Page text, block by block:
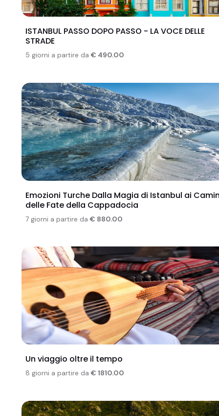
ISTANBUL PASSO DOPO PASSO - LA VOCE DELLE
STRADE
5 giorni a partire da€ 490.00
Emozioni Turche Dalla Magia di Istanbul ai
delle Fate della Cappadocia
7 giorni a partire da€ 880.00
Un viaggio oltre il tempo
8 giorni a partire da€ 1810.00